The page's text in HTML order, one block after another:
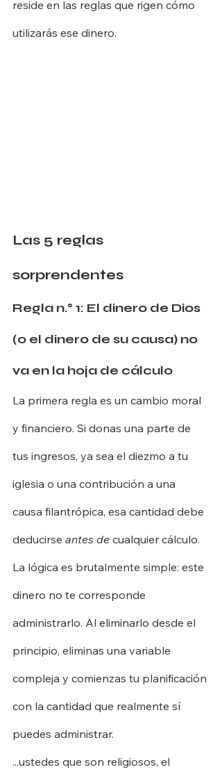
reside en las reglas que rigen cómo
utilizarás ese dinero.
Las 5 reglas
sorprendentes
Regla n.° 1: El dinero de Dios
(o el dinero de su causa) no
va en la hoja de cálculo
La primera regla es un cambio moral
y financiero. Si donas una parte de
tus ingresos, ya sea el diezmo a tu
iglesia o una contribución a una
causa filantrópica, esa cantidad debe
deducirse antes de cualquier cálculo.
La lógica es brutalmente simple: este
dinero no te corresponde
administrarlo. Al eliminarlo desde el
principio, eliminas una variable
compleja y comienzas tu planificación
con la cantidad que realmente sí
puedes administrar.
...ustedes que son religiosos, el